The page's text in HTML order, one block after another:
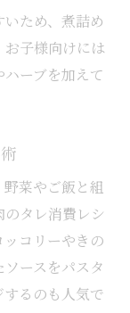
ため、煮詰め
子様向けには
ーブを加えて
菜やご飯と組
タレ消費レシ
コリーやきの
ースをパスタ
るのも人気で